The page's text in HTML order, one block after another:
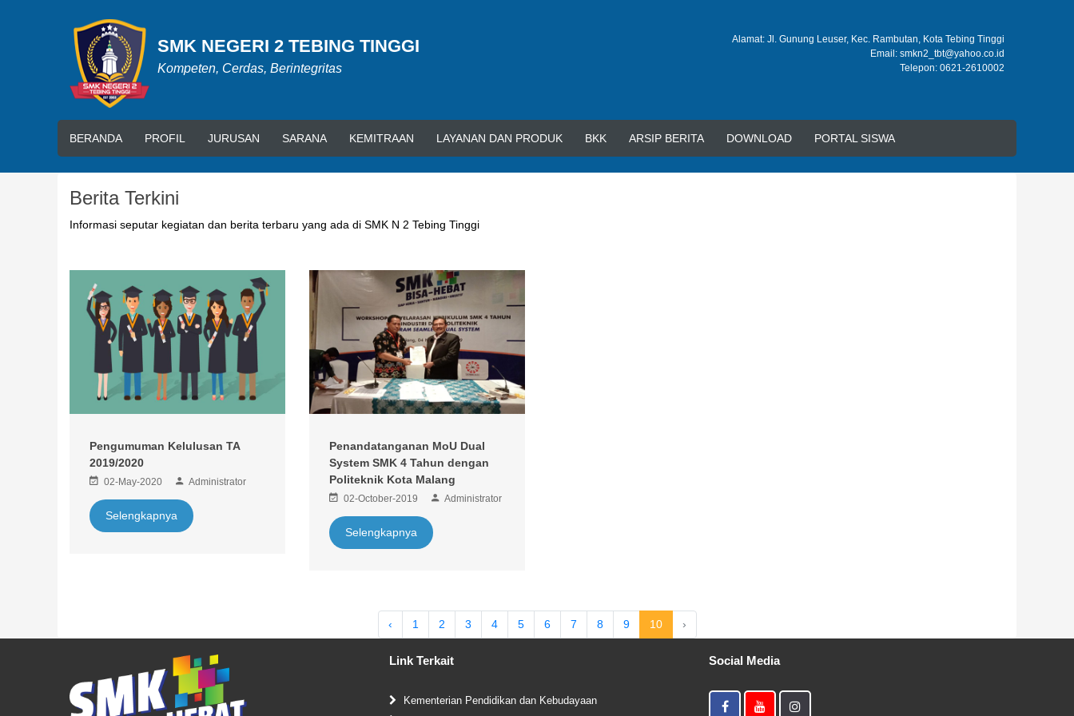
SMK NEGERI 2 TEBING TINGGI
Kompeten, Cerdas, Berintegritas
Alamat: Jl. Gunung Leuser, Kec. Rambutan, Kota Tebing Tinggi
Email: smkn2_tbt@yahoo.co.id
Telepon: 0621-2610002
BERANDA PROFIL JURUSAN SARANA KEMITRAAN LAYANAN DAN PRODUK BKK ARSIP BERITA DOWNLOAD PORTAL SISWA
Berita Terkini
Informasi seputar kegiatan dan berita terbaru yang ada di SMK N 2 Tebing Tinggi
Pengumuman Kelulusan TA
2019/2020
02-May-2020 Administrator
Selengkapnya
Penandatanganan MoU Dual
System SMK 4 Tahun dengan
Politeknik Kota Malang
02-October-2019 Administrator
Selengkapnya
‹ 1 2 3 4 5 6 7 8 9 10 ›
Link Terkait
Kementerian Pendidikan dan Kebudayaan
Social Media